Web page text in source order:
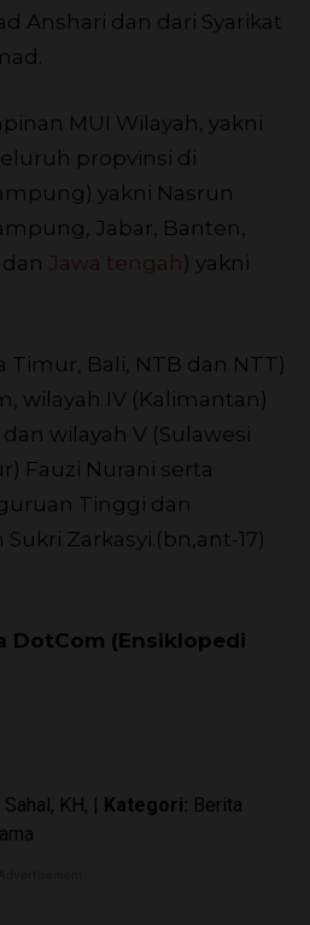
Anshari dan dari Syarikat
MUI Wilayah, yakni
propvinsi di
yakni Nasrun
Jabar, Banten,
Jawa tengah) yakni
Timur, Bali, NTB dan NTT)
wilayah IV (Kalimantan)
wilayah V (Sulawesi
Fauzi Nurani serta
Tinggi dan
Zarkasyi.(bn,ant-17)
DotCom (Ensiklopedi
KH, | Kategori: Berita